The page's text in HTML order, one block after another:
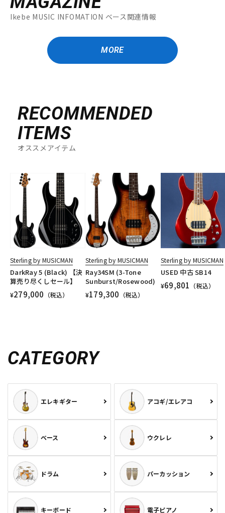
Ikebe MUSIC INFOMATION ベース関連情報
MORE
RECOMMENDED
ITEMS
オススメアイテム
Sterling by MUSICMAN
DarkRay 5 (Black) 【決
算売り尽くしセール】
¥279,000 （税込）
Sterling by MUSICMAN
Ray34SM (3-Tone
Sunburst/Rosewood)
¥179,300 （税込）
Sterling by MUSICMAN
USED 中古 SB14
¥69,801 （税込）
CATEGORY
エレキギター アコギ/エレアコ
ベース ウクレレ
ドラム パーカッション
キーボード 電子ピアノ